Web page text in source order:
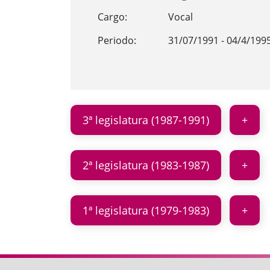
Cargo:
Vocal
Periodo:
31/07/1991 - 04/4/
3ª legislatura (1987-1991)
2ª legislatura (1983-1987)
1ª legislatura (1979-1983)